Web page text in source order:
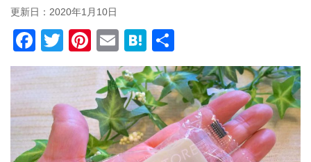
更新日： 2020年1月10日
F
a
c
e
b
o
T
wi
er
Pi
nt
er
e
st
E
m
ail
H
at
e
n
a
有